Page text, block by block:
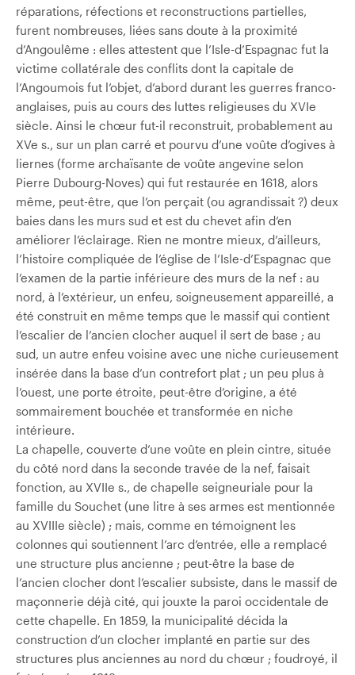
réparations, réfections et reconstructions partielles,
furent nombreuses, liées sans doute à la proximité
d’Angoulême : elles attestent que l’Isle-d’Espagnac fut la
victime collatérale des conflits dont la capitale de
l’Angoumois fut l’objet, d’abord durant les guerres franco-
anglaises, puis au cours des luttes religieuses du XVIe
siècle. Ainsi le chœur fut-il reconstruit, probablement au
XVe s., sur un plan carré et pourvu d’une voûte d’ogives à
liernes (forme archaïsante de voûte angevine selon
Pierre Dubourg-Noves) qui fut restaurée en 1618, alors
même, peut-être, que l’on perçait (ou agrandissait ?) deux
baies dans les murs sud et est du chevet afin d’en
améliorer l’éclairage. Rien ne montre mieux, d’ailleurs,
l’histoire compliquée de l’église de l’Isle-d’Espagnac que
l’examen de la partie inférieure des murs de la nef : au
nord, à l’extérieur, un enfeu, soigneusement appareillé, a
été construit en même temps que le massif qui contient
l’escalier de l’ancien clocher auquel il sert de base ; au
sud, un autre enfeu voisine avec une niche curieusement
insérée dans la base d’un contrefort plat ; un peu plus à
l’ouest, une porte étroite, peut-être d’origine, a été
sommairement bouchée et transformée en niche
intérieure.
La chapelle, couverte d’une voûte en plein cintre, située
du côté nord dans la seconde travée de la nef, faisait
fonction, au XVIIe s., de chapelle seigneuriale pour la
famille du Souchet (une litre à ses armes est mentionnée
au XVIIIe siècle) ; mais, comme en témoignent les
colonnes qui soutiennent l’arc d’entrée, elle a remplacé
une structure plus ancienne ; peut-être la base de
l’ancien clocher dont l’escalier subsiste, dans le massif de
maçonnerie déjà cité, qui jouxte la paroi occidentale de
cette chapelle. En 1859, la municipalité décida la
construction d’un clocher implanté en partie sur des
structures plus anciennes au nord du chœur ; foudroyé, il